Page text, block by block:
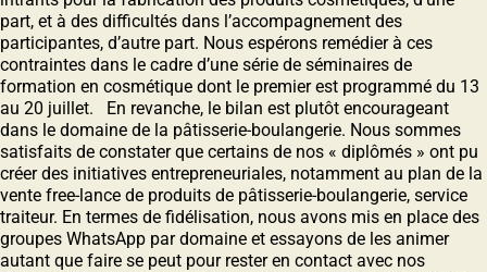
part, et à des difficultés dans lʼaccompagnement des
participantes, dʼautre part. Nous espérons remédier à ces
contraintes dans le cadre dʼune série de séminaires de
formation en cosmétique dont le premier est programmé du 13
au 20 juillet. En revanche, le bilan est plutôt encourageant
dans le domaine de la pâtisserie-boulangerie. Nous sommes
satisfaits de constater que certains de nos « diplômés » ont pu
créer des initiatives entrepreneuriales, notamment au plan de la
vente free-lance de produits de pâtisserie-boulangerie, service
traiteur. En termes de fidélisation, nous avons mis en place des
groupes WhatsApp par domaine et essayons de les animer
autant que faire se peut pour rester en contact avec nos